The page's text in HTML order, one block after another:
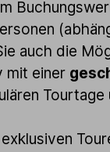
auch die
mit einer